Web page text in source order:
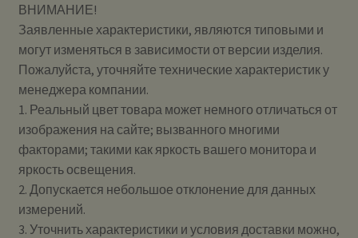
ВНИМАНИЕ!
Заявленные характеристики, являются типовыми и
могут изменяться в зависимости от версии изделия.
Пожалуйста, уточняйте технические характеристик у
менеджера компании.
1. Реальный цвет товара может немного отличаться от
изображения на сайте; вызванного многими
факторами; такими как яркость вашего монитора и
яркость освещения.
2. Допускается небольшое отклонение для данных
измерений.
3. Уточнить характеристики и условия доставки можно,